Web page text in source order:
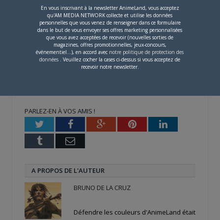
Propos recueillis parSébastien CELIMON
Share this:
Cliquez
fenêtre)
Cliquez
fenêtre)
Cliquez
pour
nouvelle
fenêtre)
PARLEZ-EN À VOS AMIS !
TwitterFacebookGoogle+PinterestLinkedIn
Tumblr Email
A PROPOS DE L'AUTEUR
BRUNO DE LA CRUZ
Défendre les couleurs d'AnimeLand était
En vous inscrivant à la newsletter AnimeLand, vous acceptez
qu'AM MEDIA NETWORK collecte et utilise les données
personnelles que vous venez de renseigner dans ce formulaire
dans le but de vous envoyer ses offres marketing personnalisées
que vous avez acceptées de recevoir (nouvelles sorties de
magazines, offres promotionnelles, jeux-concours,
événementiel...), en accord avec notre politique de protection des
données . Veuillez cocher la cases ci-dessus si vous acceptez de
recevoir notre newsletter.